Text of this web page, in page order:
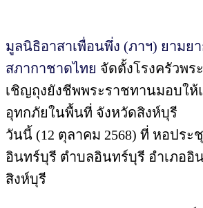
มูลนิธิอาสาเพื่อนพึ่ง (ภาฯ) ยามย
สภากาชาดไทย จัดตั้งโรงครัวพร
เชิญถุงยังชีพพระราชทานมอบให้
อุทกภัยในพื้นที่ จังหวัดสิงห์บุรี
วันนี้ (12 ตุลาคม 2568) ที่ หอประ
อินทร์บุรี ตำบลอินทร์บุรี อำเภออิ
สิงห์บุรี